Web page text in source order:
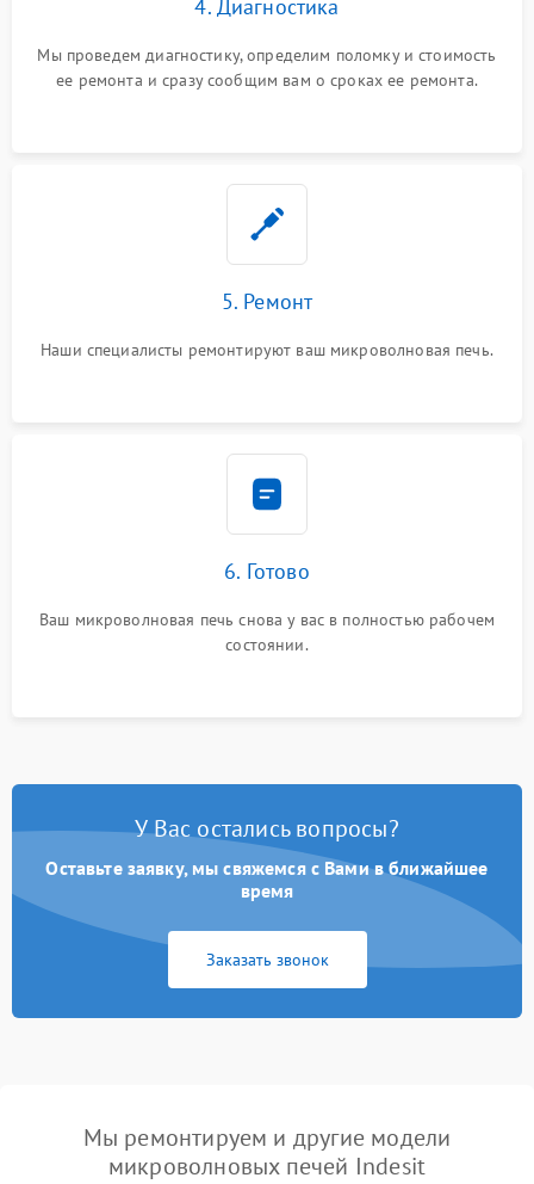
4. Диагностика
Мы проведем диагностику, определим поломку и стоимость
ее ремонта и сразу сообщим вам о сроках ее ремонта.
5. Ремонт
Наши специалисты ремонтируют ваш микроволновая печь.
6. Готово
Ваш микроволновая печь снова у вас в полностью рабочем
состоянии.
У Вас остались вопросы?
Оставьте заявку, мы свяжемся с Вами в ближайшее
время
Заказать звонок
Мы ремонтируем и другие модели
микроволновых печей Indesit